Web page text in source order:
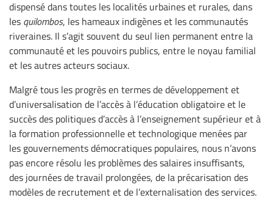
dispensé dans toutes les localités urbaines et rurales, dans
les quilombos, les hameaux indigènes et les communautés
riveraines. Il s’agit souvent du seul lien permanent entre la
communauté et les pouvoirs publics, entre le noyau familial
et les autres acteurs sociaux.
Malgré tous les progrès en termes de développement et
d’universalisation de l’accès à l’éducation obligatoire et le
succès des politiques d’accès à l’enseignement supérieur et à
la formation professionnelle et technologique menées par
les gouvernements démocratiques populaires, nous n’avons
pas encore résolu les problèmes des salaires insuffisants,
des journées de travail prolongées, de la précarisation des
modèles de recrutement et de l’externalisation des services.